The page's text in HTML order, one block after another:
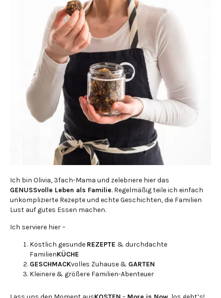
Ich bin Olivia, 3fach-Mama und zelebriere hier das
GENUSSvolle Leben als Familie. Regelmäßig teile ich einfach
unkomplizierte Rezepte und echte Geschichten, die Familien
Lust auf gutes Essen machen.
Ich serviere hier –
Köstlich gesunde REZEPTE & durchdachte
FamilienKÜCHE
GESCHMACKvolles Zuhause & GARTEN
Kleinere & größere Familien-Abenteuer